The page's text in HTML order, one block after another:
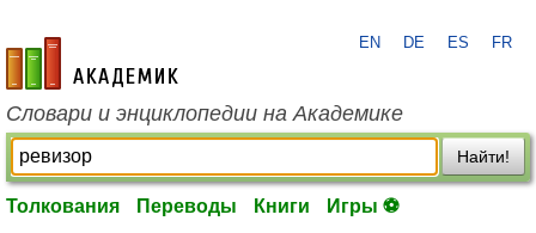
academic.ru
EN DE ES FR
Словари и энциклопедии на Академике
Найти!
Толкования Переводы Книги Игры ⚽